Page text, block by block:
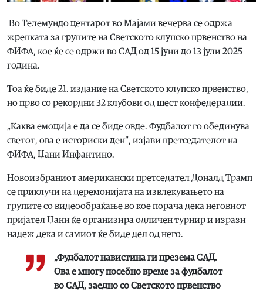
Во Телемундо центарот во Мајами вечерва се одржа
жрепката за групите на Светското клупско првенство на
ФИФА, кое ќе се одржи во САД од 15 јуни до 13 јули 2025
година.
Тоа ќе биде 21. издание на Светското клупско првенство,
но прво со рекордни 32 клубови од шест конфедерации.
„Каква емоција е да се биде овде. Фудбалот го обединува
светот, ова е историски ден“, изјави претседателот на
ФИФА, Џани Инфантино.
Новоизбраниот американски претседател Доналд Трамп
се приклучи на церемонијата на извлекувањето на
групите со видеообраќање во кое порача дека неговиот
пријател Џани ќе организира одличен турнир и изрази
надеж дека и самиот ќе биде дел од него.
„Фудбалот навистина ги презема САД.
Ова е многу посебно време за фудбалот
во САД, заедно со Светското првенство